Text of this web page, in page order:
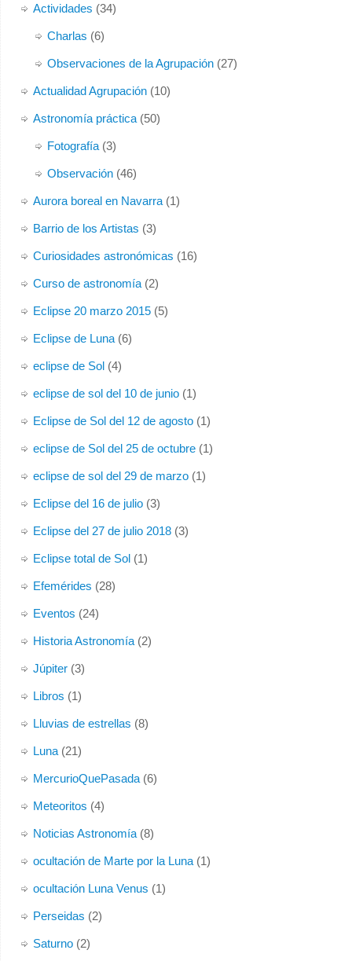
Actividades (34)
Charlas (6)
Observaciones de la Agrupación(27)
Actualidad Agrupación(10)
Astronomía práctica(50)
Fotografía(3)
Observación(46)
Aurora boreal en Navarra(1)
Barrio de los Artistas (3)
Curiosidades astronómicas (16)
Curso de astronomía(2)
Eclipse 20 marzo 2015(5)
Eclipse de Luna(6)
eclipse de Sol(4)
eclipse de sol del 10 de junio(1)
Eclipse de Sol del 12 de agosto(1)
eclipse de Sol del 25 de octubre(1)
eclipse de sol del 29 de marzo(1)
Eclipse del 16 de julio(3)
Eclipse del 27 de julio 2018(3)
Eclipse total de Sol(1)
Efemérides (28)
Eventos (24)
Historia Astronomía(2)
Júpiter(3)
Libros (1)
Lluvias de estrellas (8)
Luna(21)
MercurioQuePasada(6)
Meteoritos (4)
Noticias Astronomía(8)
ocultación de Marte por la Luna(1)
ocultación Luna Venus (1)
Perseidas (2)
Saturno(2)